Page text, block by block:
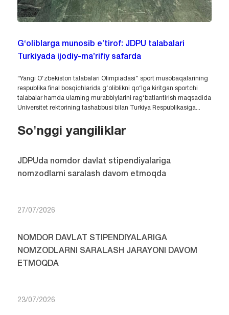
G‘oliblarga munosib e’tirof: JDPU talabalari
Turkiyada ijodiy-ma’rifiy safarda
“Yangi O‘zbekiston talabalari Olimpiadasi” sport musobaqalarining
respublika final bosqichlarida g‘oliblikni qo‘lga kiritgan sportchi
talabalar hamda ularning murabbiylarini rag‘batlantirish maqsadida
Universitet rektorining tashabbusi bilan Turkiya Respublikasiga...
So'nggi yangiliklar
JDPUda nomdor davlat stipendiyalariga
nomzodlarni saralash davom etmoqda
27/07/2026
NOMDOR DAVLAT STIPENDIYALARIGA
NOMZODLARNI SARALASH JARAYONI DAVOM
ETMOQDA
23/07/2026